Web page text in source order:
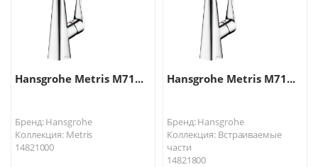
Hansgrohe Metris M71...
Бренд: Hansgrohe
Коллекция: Metris
14821000
Hansgrohe Metris M71...
Бренд: Hansgrohe
Коллекция: Встраиваемые
части
14821800